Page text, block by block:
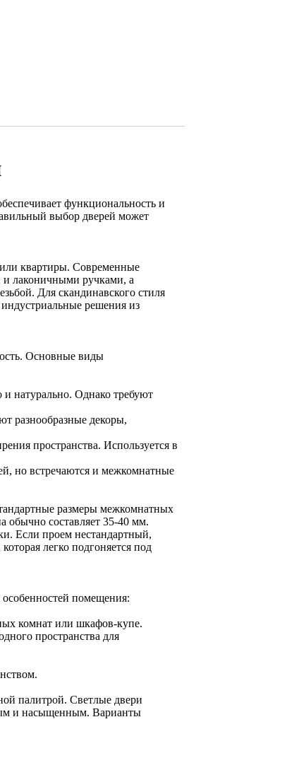
функциональность и
выбор дверей может
квартиры. Современные
и лаконичными ручками, а
Для скандинавского стиля
решения из
Основные виды
натурально. Однако требуют
разнообразные декоры,
пространства. Используется в
но встречаются и межкомнатные
размеры межкомнатных
составляет 35-40 мм.
Если проем нестандартный,
легко подгоняется под
помещения:
комнат или шкафов-купе.
пространства для
палитрой. Светлые двери
и насыщенным. Варианты